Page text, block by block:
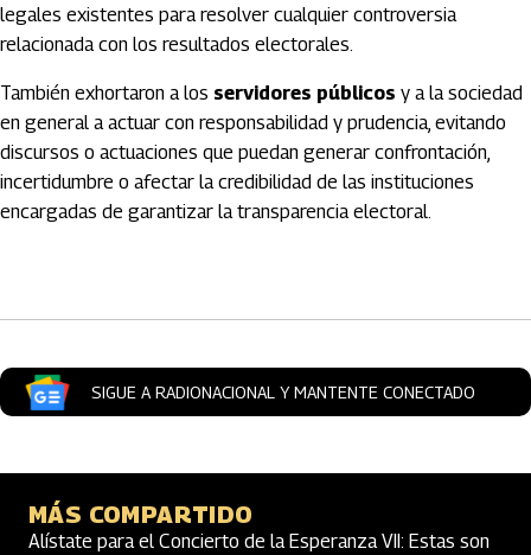
legales existentes para resolver cualquier controversia
relacionada con los resultados electorales.
También exhortaron a los servidores públicos y a la sociedad
en general a actuar con responsabilidad y prudencia, evitando
discursos o actuaciones que puedan generar confrontación,
incertidumbre o afectar la credibilidad de las instituciones
encargadas de garantizar la transparencia electoral.
SIGUE A RADIONACIONAL Y MANTENTE CONECTADO
MÁS COMPARTIDO
Alístate para el Concierto de la Esperanza VII: Estas son